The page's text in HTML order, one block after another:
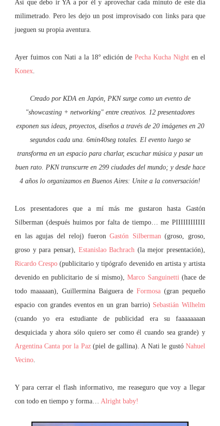
Así que debo ir YA a por él y aprovechar cada minuto de este día
milimetrado. Pero les dejo un post improvisado con links para que
jueguen su propia aventura.
Ayer fuimos con Nati a la 18° edición dePecha Kucha Night en el
Konex.
Creado por KDA en Japón, PKN surge como un evento de
"showcasting + networking" entre creativos. 12 presentadores
exponen sus ideas, proyectos, diseños a través de 20 imágenes en 20
segundos cada una. 6min40seg totales. El evento luego se
transforma en un espacio para charlar, escuchar música y pasar un
buen rato. PKN transcurre en 299 ciudades del mundo; y desde hace
4 años lo organizamos en Buenos Aires: Unite a la conversación!
Los presentadores que a mí más me gustaron hasta Gastón
Silberman (después huimos por falta de tiempo… me PIIIIIIIIIIII
en las agujas del reloj) fueronGastón Silberman(groso, groso,
groso y para pensar), Estanislao Bachrach (la mejor presentación),
Ricardo Crespo (publicitario y tipógrafo devenido en artista y artista
devenido en publicitario de sí mismo),Marco Sanguinetti(hace de
todo maaaaan), Guillermina Baiguera de Formosa (gran pequeño
espacio con grandes eventos en un gran barrio) Sebastián Wilhelm
(cuando yo era estudiante de publicidad era su faaaaaaaan
desquiciada y ahora sólo quiero ser como él cuando sea grande) y
Argentina Canta por la Paz(piel de gallina). A Nati le gustóNahuel
Vecino.
Y para cerrar el flash informativo, me reaseguro que voy a llegar
con todo en tiempo y forma… Alright baby!